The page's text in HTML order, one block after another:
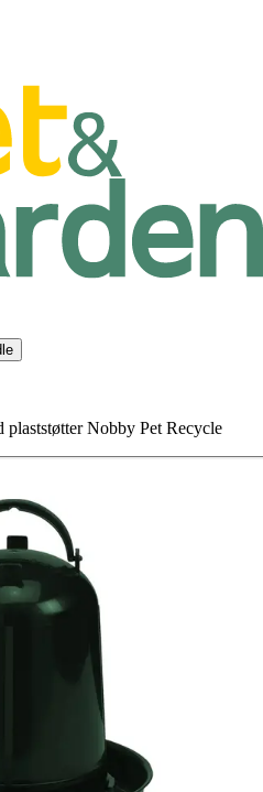
Nobby Pet Recycle